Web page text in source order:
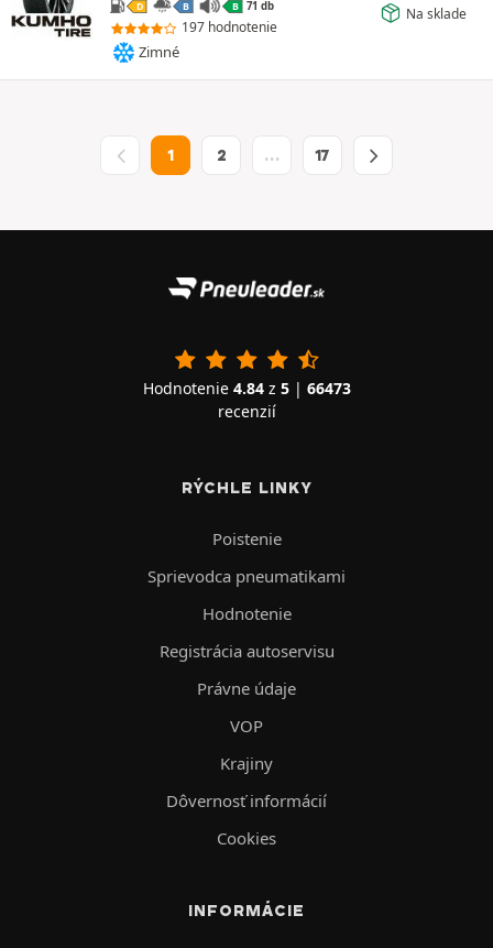
D B B 71 db
197 hodnotenie
Zimné
Na sklade
1 2 … 17
Hodnotenie 4.84z 5| 66473
recenzií
RÝCHLE LINKY
Poistenie
Sprievodca pneumatikami
Hodnotenie
Registrácia autoservisu
Právne údaje
VOP
Krajiny
Dôvernosť informácií
Cookies
INFORMÁCIE